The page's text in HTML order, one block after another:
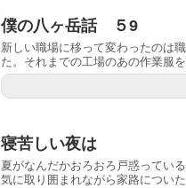
僕の八ヶ岳話 ５9
新しい職場に移って変わったのは
た。それまでの工場のあの作業服
寝苦しい夜は
夏がなんだかおろおろ戸惑ってい
気に取り囲まれながら家路につい